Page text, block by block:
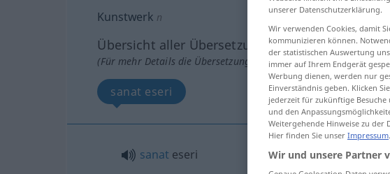
Kunstwerk n
Übersicht aller Übersetzungen
(Für mehr Details die Übersetzung anklicken/antippen)
sanat eseri
sanat eseri
unserer Datenschutzerklärung.
Wir verwenden Cookies, damit
kommunizieren können.
der statistischen Auswertung
immer auf Ihrem Endgerät
Werbung dienen, werden nur
Einverständnis geben. Klicken
jederzeit für zukünftige
und den
Weitergehende Hinweise zu der
Hier finden Sie unser Impressum.
Wir und unsere Partner